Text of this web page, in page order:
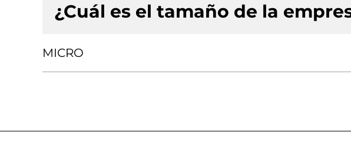
¿Cuál es el tamaño de la
MICRO